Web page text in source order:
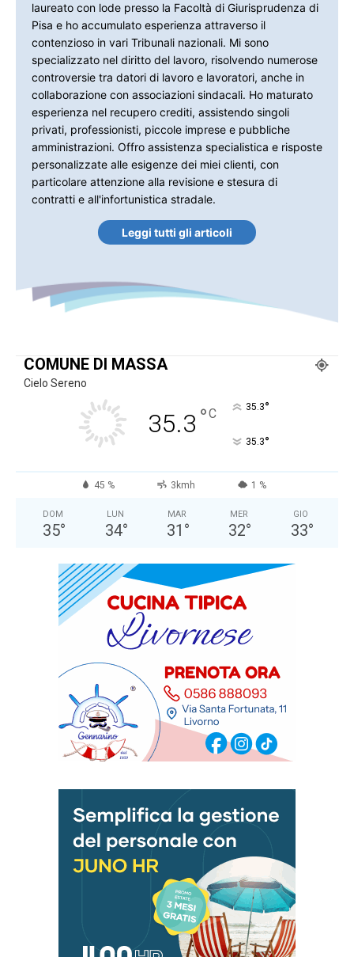
laureato con lode presso la Facoltà di Giurisprudenza di
Pisa e ho accumulato esperienza attraverso il
contenzioso in vari Tribunali nazionali. Mi sono
specializzato nel diritto del lavoro, risolvendo numerose
controversie tra datori di lavoro e lavoratori, anche in
collaborazione con associazioni sindacali. Ho maturato
esperienza nel recupero crediti, assistendo singoli
privati, professionisti, piccole imprese e pubbliche
amministrazioni. Offro assistenza specialistica e risposte
personalizzate alle esigenze dei miei clienti, con
particolare attenzione alla revisione e stesura di
contratti e all'infortunistica stradale.
Leggi tutti gli articoli
COMUNE DI MASSA
Cielo Sereno
35.3 °C 35.3°
35.3°
45 % 3kmh 1 %
DOM
35°
LUN
34°
MAR
31 °
MER
32°
GIO
33°